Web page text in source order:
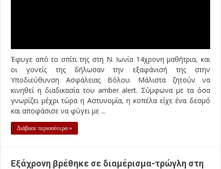
Έφυγε από το σπίτι της στη Ν. Ιωνία 14χρονη μαθήτρια, και
οι γονείς της δήλωσαν την εξαφάνισή της στην
Υποδιεύθυνση Ασφάλειας Βόλου. Μάλιστα ζητούν να
κινηθεί η διαδικασία του amber alert. Σύμφωνα με τα όσα
γνωρίζει μέχρι τώρα η Αστυνομία, η κοπέλα είχε ένα δεσμό
και αποφάσισε να φύγει με ...
Διάβασε περισσότερα »
Εξάχρονη βρέθηκε σε διαμέρισμα-τρώγλη στη